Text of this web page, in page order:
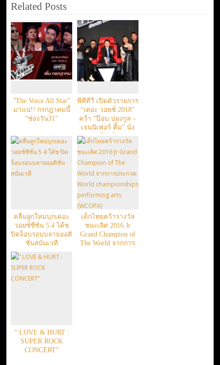
Related Posts
”The Voice All Star”
มาแน่!! กรกฎาคมนี้
“ช่องวัน31”
พีพีทีวี เปิดตัวรายการ
“เดอะ วอยซ์ 2018”
คว้า “ป๊อบ ปองกูล –
เจนนิเฟอร์ คิ้ม” นั่ง
แท่นโค้ชใหม่!!
คลื่นลูกใหม่บุกเดอะ
วอยซ์ซีซั่น 5 4 โค้ช
ปิดจ็อบรอบบลายออดิ
ชั่นสนั่นเวที
เด็กไทยคว้ารางวัล
ชนะเลิศ 2016 Jr
Grand Champion of
The World จากการ
“ LOVE & HURT :
SUPER ROCK
CONCERT”